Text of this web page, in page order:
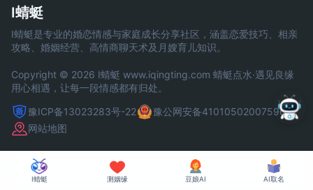
I蜻蜓
I蜻蜓是专业的婚恋情感与家庭成长分享社区，涵盖恋爱技巧、相亲
攻略、婚姻经营、高情商聊天术及月嫂育儿知识。
Copyright © 2026 I蜻蜓 www.iqingting.com 蜻蜓点水·遇见良缘
用心相遇，让每一段情感都有归处。
豫ICP备13023283号-22
豫公网安备41010502007590号
网站地图
I蜻蜓 测姻缘 豆娘AI AI取名